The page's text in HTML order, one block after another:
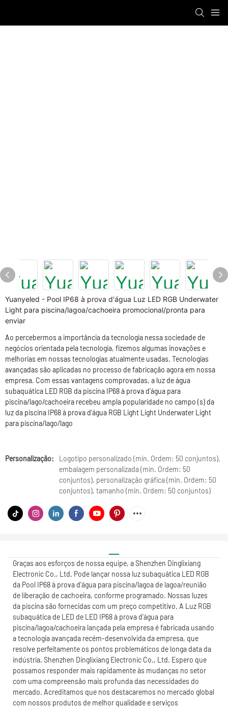
Yuanyeled - Pool IP68 à prova d'água Luz LED RGB Underwater
Light para piscina/lagoa/cachoeira promocional/pronta para
enviar
Ao percebermos a importância da tecnologia nessa sociedade de
negócios orientada pela tecnologia, fizemos algumas inovações e
melhorias em nossas tecnologias atualmente usadas. Tecnologias
avançadas são aplicadas no processo de fabricação agora em nossa
empresa. Com essas vantagens comprovadas, a luz de água
subaquática LED RGB da piscina IP68 à prova d'água para
piscina/lago/cachoeira recebeu ampla popularidade no campo (s) da
luz da piscina IP68 à prova d'água RGB Light Light Underwater Light
para piscina/lago/lago
Personalização:
Logotipo personalizado (min. Ordem: 50 conjuntos),
embalagem personalizada (min. Ordem: 50
conjuntos), personalização gráfica (min. Ordem: 50
conjuntos), tamanho (min. Ordem: 50 conjuntos)
Graças aos esforços de nossa equipe, a Shenzhen Dinglixiang
Electronic Co., Ltd. Pode lançar nossa luz subaquática LED RGB
da Pool IP68 à prova d'água para piscina/lagoa de lagoa/reunião
de liberação de cachoeira, conforme programado. Nossas luzes
da piscina são fornecidas com um preço competitivo. A Luz RGB
subaquática de LED de LED IP68 à prova d'água para
piscina/lagoa/cachoeira lançada pela empresa é fabricada usando
a tecnologia avançada recém-desenvolvida da empresa, que
resolve perfeitamente os pontos problemáticos de longa data da
indústria. Shenzhen Dinglixiang Electronic Co., Ltd. Espero que
possamos responder mais rapidamente às mudanças no setor
com uma compreensão mais profunda das necessidades do
mercado. Acreditamos que nos destacaremos no mercado global
com nossos produtos de melhor qualidade e serviços